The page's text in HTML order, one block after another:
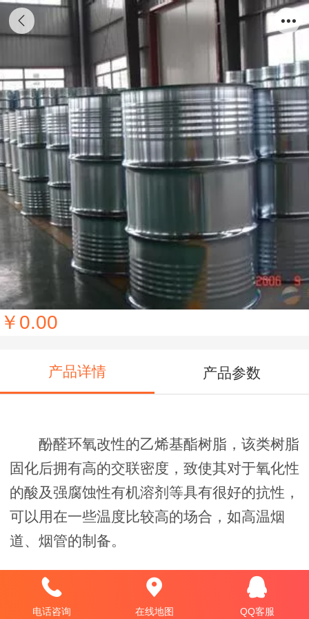
酚醛乙烯基酯树脂S-907
￥0.00
产品详情 产品参数
酚醛环氧改性的乙烯基酯树脂，该类树脂
固化后拥有高的交联密度，致使其对于氧化性
的酸及强腐蚀性有机溶剂等具有很好的抗性，
可以用在一些温度比较高的场合，如高温烟
道、烟管的制备。
乙烯基树脂907的应用
1、 制作耐腐蚀FRP制品，如玻璃钢槽罐、管
电话咨询 在线地图 QQ客服